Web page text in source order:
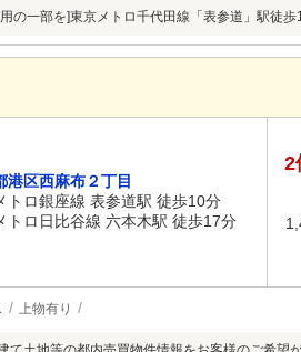
の一部を]東京メトロ千代田線「表参道」駅徒歩
港区西麻布２丁目
トロ銀座線 表参道駅 徒歩10分
トロ日比谷線 六本木駅 徒歩17分
2
上物有り